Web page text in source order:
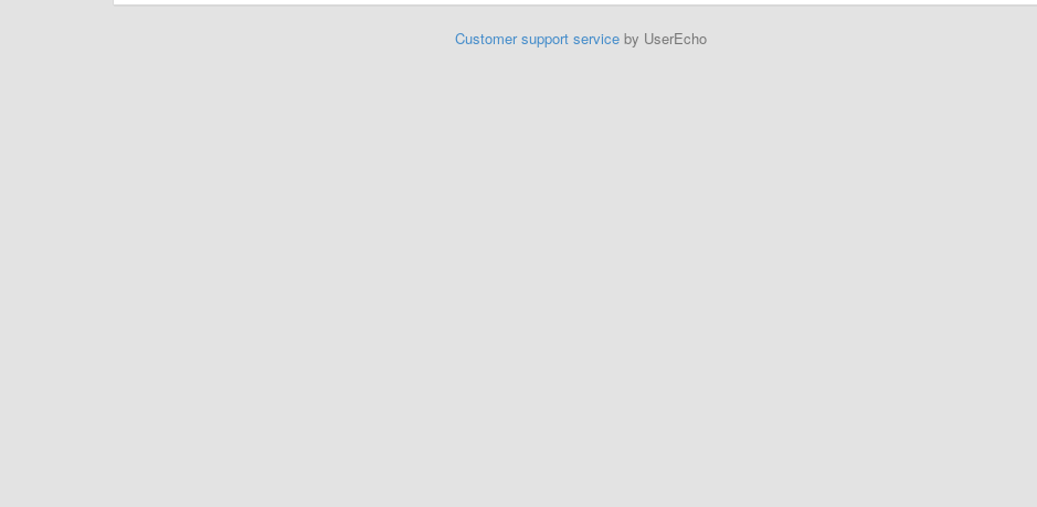
Customer support serviceby UserEcho